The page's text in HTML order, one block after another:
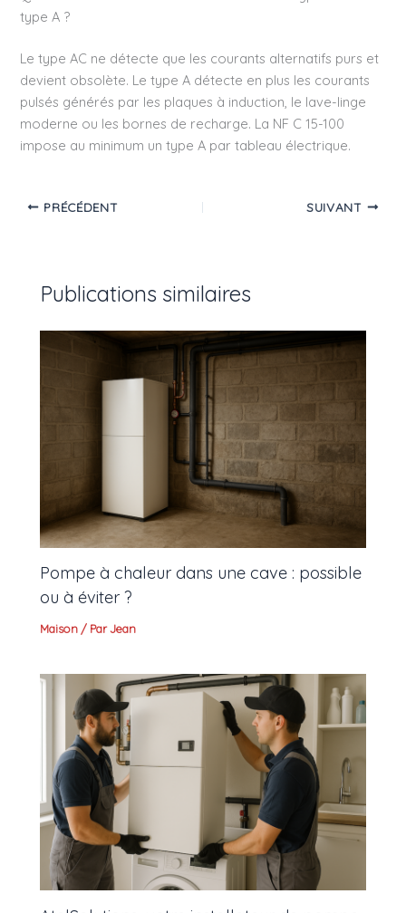
type A ?
Le type AC ne détecte que les courants alternatifs purs et
devient obsolète. Le type A détecte en plus les courants
pulsés générés par les plaques à induction, le lave-linge
moderne ou les bornes de recharge. La NF C 15-100
impose au minimum un type A par tableau électrique.
PRÉCÉDENT SUIVANT
Publications similaires
Pompe à chaleur dans une cave : possible
ou à éviter ?
Maison / ParJean